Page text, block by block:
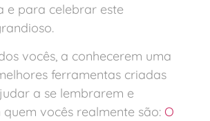
e para celebrar este
vocês, a conhecerem uma
ferramentas criadas
a se lembrarem e
vocês realmente são: O